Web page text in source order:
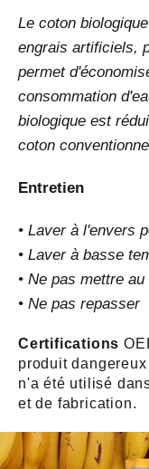
Le coton
engrais artificiels,
permet
consommation
biologique est
coton
Entretien
• Laver à l'envers
• Laver à basse
• Ne pas mettre
• Ne pas repasser
Certifications
produit
n'a été utilisé
et de fabrication.